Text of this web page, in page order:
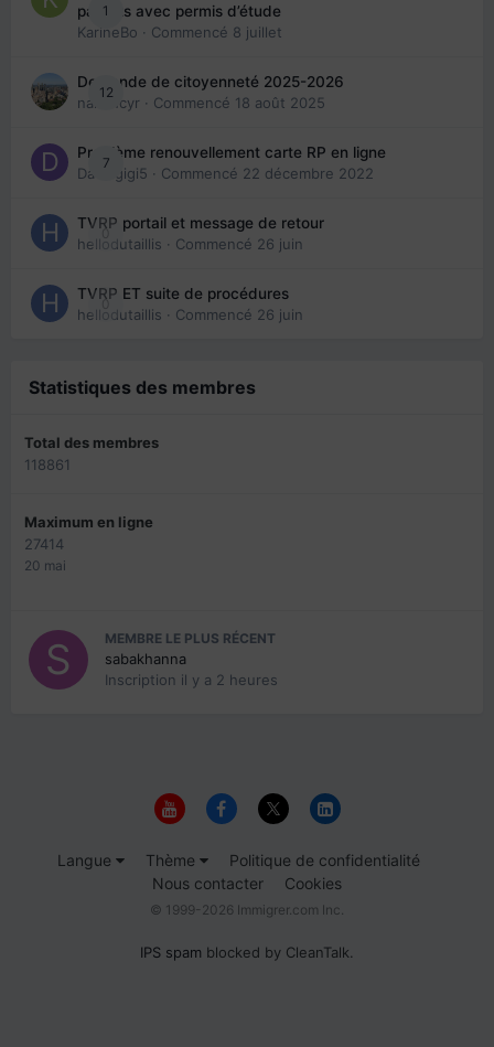
1
parents avec permis d’étude
KarineBo · Commencé 8 juillet
12
Demande de citoyenneté 2025-2026
nanancyr · Commencé 18 août 2025
7
Problème renouvellement carte RP en ligne
Davidgigi5 · Commencé 22 décembre 2022
0
TVRP portail et message de retour
hellodutaillis · Commencé 26 juin
0
TVRP ET suite de procédures
hellodutaillis · Commencé 26 juin
Statistiques des membres
Total des membres
118861
Maximum en ligne
27414
20 mai
MEMBRE LE PLUS RÉCENT
sabakhanna
Inscription il y a 2 heures
Langue Thème
Politique de confidentialité
Nous contacter
Cookies
© 1999-2026 Immigrer.com Inc.
IPS spam blocked by CleanTalk.